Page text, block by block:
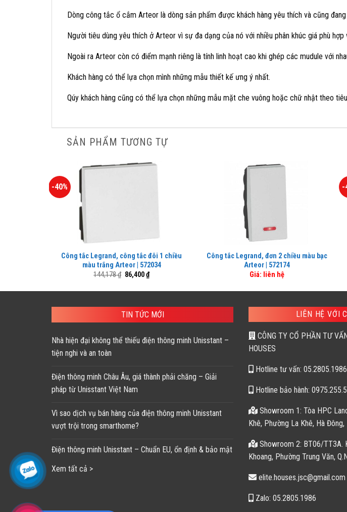
Dòng công tắc ổ cắm Arteor là dòng sản phẩm được khách hàng yêu thích và cũng
Người tiêu dùng yêu thích ở Arteor vì sự đa dạng của nó với nhiều phân khúc giá phù
Ngoài ra Arteor còn có điểm mạnh riêng là tính linh hoạt cao khi ghép các mudule với
Khách hàng có thể lựa chọn mình những mẫu thiết kế ưng ý nhất.
Qúy khách hàng cũng có thể lựa chọn những mẫu mặt che vuông hoặc chữ nhật theo
SẢN PHẨM TƯƠNG TỰ
-40%
Công tắc Legrand, công tắc đôi 1 chiều
màu trắng Arteor | 572034
144,178₫ Giá
gốc
86,400₫Giá
hiện
Công tắc Legrand, đơn 2 chiều màu bạc
Arteor | 572174
Giá: liên hệ
-
TIN TỨC MỚI
Nhà hiện đại không thể thiếu điện thông minh Unisstant –
tiện nghi và an toàn
Điện thông minh Châu Âu, giá thành phải chăng – Giải
pháp từ Unisstant Việt Nam
Vì sao dịch vụ bán hàng của điện thông minh Unisstant
vượt trội trong smarthome?
Điện thông minh Unisstant – Chuẩn EU, ổn định & bảo mật
Xem tất cả >
LIÊN HỆ VỚI
CÔNG TY CỔ PHẦN TƯ
HOUSES
Hotline tư vấn: 05.2805.1986
Hotline bảo hành:
Showroom 1: Tòa HPC
Khê, Phường La Khê, Hà Đông,
Showroom 2: BT06/TT3A.
Khoang, Phường Trung Văn,
elite.houses.jsc@gmail.com
Zalo: 05.2805.1986